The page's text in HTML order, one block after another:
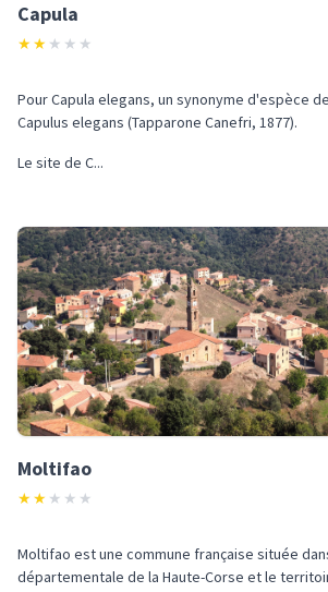
Capula
★★ ★ ★ ★
Pour Capula elegans, un synonyme d'espèce
Capulus elegans (Tapparone Canefri, 1877).
Le site de C...
Moltifao
★★ ★ ★ ★
Moltifao est une commune française située
départementale de la Haute-Corse et le